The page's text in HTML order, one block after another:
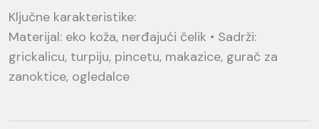
Ključne karakteristike:
Materijal: eko koža, nerđajući čelik • Sadrži:
grickalicu, turpiju, pincetu, makazice, gurač za
zanoktice, ogledalce